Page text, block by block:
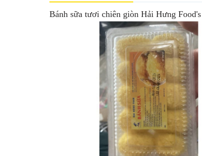
Bánh sữa tươi chiên giòn Hải Hưng Food's